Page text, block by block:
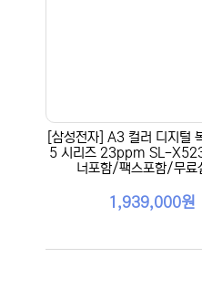
[삼성전자] A3 컬러 디지털
5 시리즈 23ppm SL-
너포함/팩스포함/무료
1,939,000원